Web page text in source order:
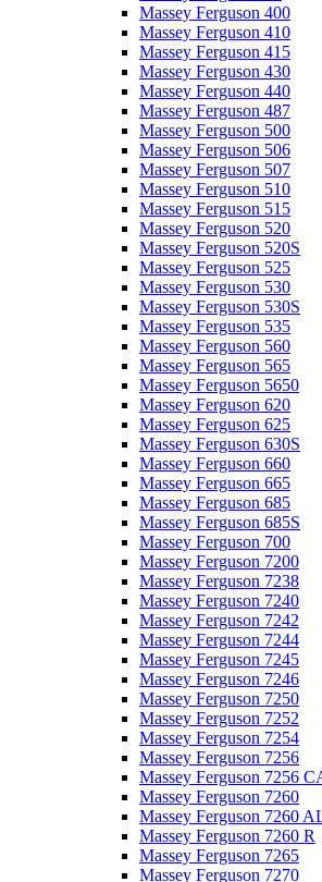
Massey Ferguson 400
Massey Ferguson 410
Massey Ferguson 415
Massey Ferguson 430
Massey Ferguson 440
Massey Ferguson 487
Massey Ferguson 500
Massey Ferguson 506
Massey Ferguson 507
Massey Ferguson 510
Massey Ferguson 515
Massey Ferguson 520
Massey Ferguson 520S
Massey Ferguson 525
Massey Ferguson 530
Massey Ferguson 530S
Massey Ferguson 535
Massey Ferguson 560
Massey Ferguson 565
Massey Ferguson 5650
Massey Ferguson 620
Massey Ferguson 625
Massey Ferguson 630S
Massey Ferguson 660
Massey Ferguson 665
Massey Ferguson 685
Massey Ferguson 685S
Massey Ferguson 700
Massey Ferguson 7200
Massey Ferguson 7238
Massey Ferguson 7240
Massey Ferguson 7242
Massey Ferguson 7244
Massey Ferguson 7245
Massey Ferguson 7246
Massey Ferguson 7250
Massey Ferguson 7252
Massey Ferguson 7254
Massey Ferguson 7256
Massey Ferguson 7256
Massey Ferguson 7260
Massey Ferguson 7260
Massey Ferguson 7260 R
Massey Ferguson 7265
Massey Ferguson 7270